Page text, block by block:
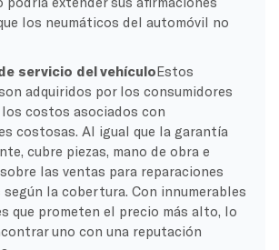
los neumáticos del automóvil no
servicio del vehículoEstos
adquiridos por los consumidores
costos asociados con
costosas. Al igual que la garantía
cubre piezas, mano de obra e
las ventas para reparaciones
según la cobertura. Con innumerables
que prometen el precio más alto, lo
uno con una reputación